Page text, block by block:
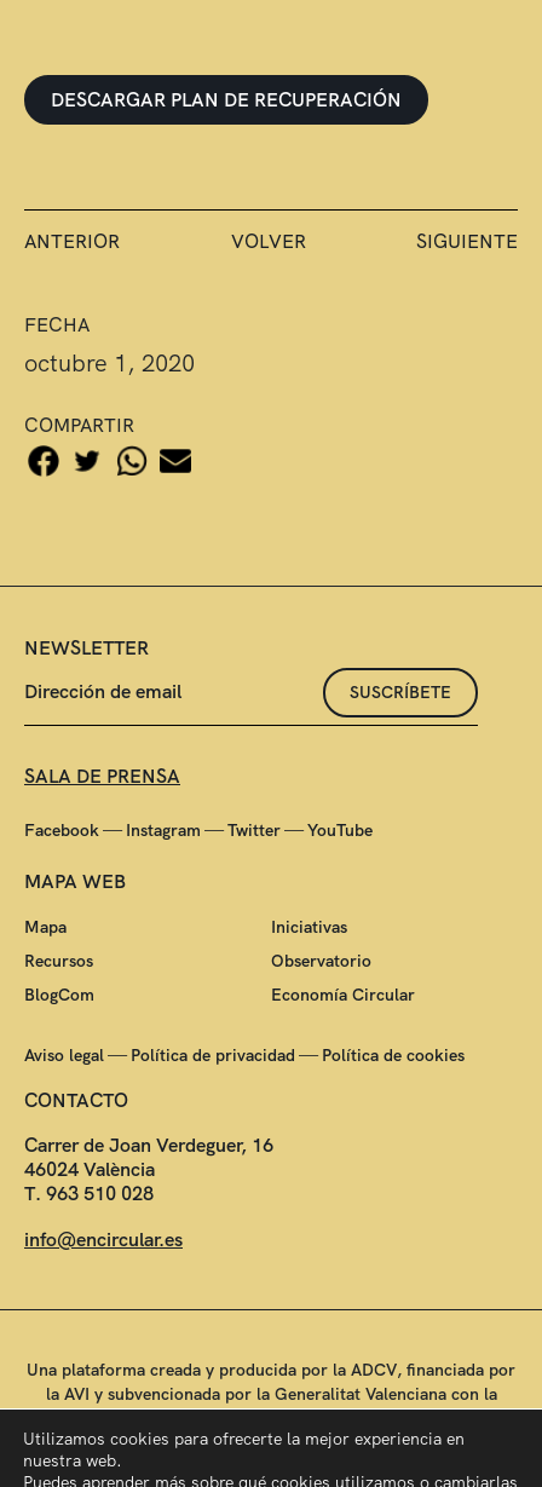
FECHA
octubre 1, 2020
COMPARTIR
DESCARGAR PLAN DE RECUPERACIÓN
ANTERIOR VOLVER SIGUIENTE
NEWSLETTER
SUSCRÍBETE
SALA DE PRENSA
Facebook—Instagram —Twitter—YouTube
MAPA WEB
Mapa
Iniciativas
Recursos
Observatorio
BlogCom
Economía Circular
Aviso legal—Política de privacidad —Política de cookies
CONTACTO
Carrer de Joan Verdeguer, 16
46024 València
T. 963 510 028
info@encircular.es
Una plataforma creada y producida por la ADCV, financiada por
la AVI y subvencionada por la Generalitat Valenciana con la
Empleo.
Utilizamos cookies para ofrecerte la mejor experiencia en
nuestra web.
Puedes aprender más sobre qué cookies utilizamos o cambiarlas